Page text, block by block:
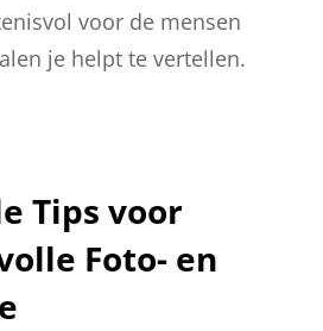
voor de mensen
je helpt te vertellen.
Tips voor
Foto- en